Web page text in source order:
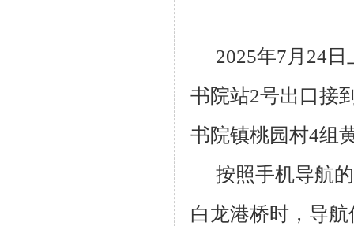
2025年7月24
书院站2号出口接
书院镇桃园村4组
按照手机导航
白龙港桥时，导